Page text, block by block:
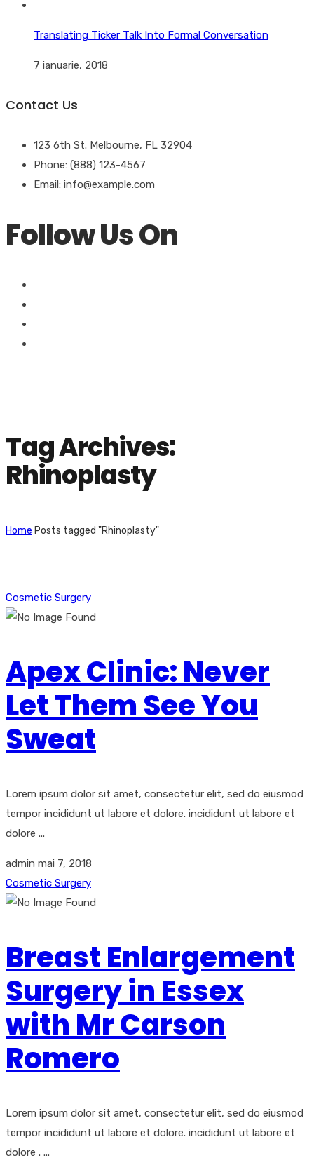
Translating Ticker Talk Into Formal Conversation
7 ianuarie, 2018
Contact Us
123 6th St. Melbourne, FL 32904
Phone: (888) 123-4567
Email: info@example.com
Follow Us On
Tag Archives:
Rhinoplasty
Home Posts tagged "Rhinoplasty"
Cosmetic Surgery
Apex Clinic: Never
Let Them See You
Sweat
Lorem ipsum dolor sit amet, consectetur elit, sed do eiusmod
tempor incididunt ut labore et dolore. incididunt ut labore et
dolore ...
admin mai 7, 2018
Cosmetic Surgery
Breast Enlargement
Surgery in Essex
with Mr Carson
Romero
Lorem ipsum dolor sit amet, consectetur elit, sed do eiusmod
tempor incididunt ut labore et dolore. incididunt ut labore et
dolore . ...